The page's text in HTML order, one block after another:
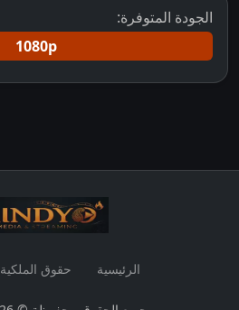
الجودة المتوفرة:
1080p
الرئيسية حقوق الملكية